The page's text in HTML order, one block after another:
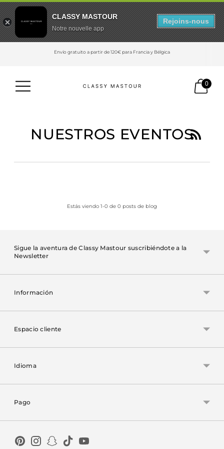
Envío gratuito a partir de 120€ para Francia y Bélgica
0
NUESTROS EVENTOS
Estás viendo 1-0 de 0 posts de blog
Sigue la aventura de Classy Mastour suscribiéndote a la
Newsletter
Información
Espacio cliente
Idioma
Pago
CLASSY MASTOUR
Notre nouvelle app
Rejoins-nous